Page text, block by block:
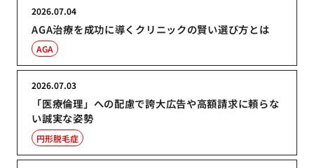
AGA治療を成功に導くクリニックの賢い選び方とは
2026.07.04
AGA
「医療倫理」への配慮で誇大広告や高額請求に頼らな
い誠実な姿勢
2026.07.03
円形脱毛症